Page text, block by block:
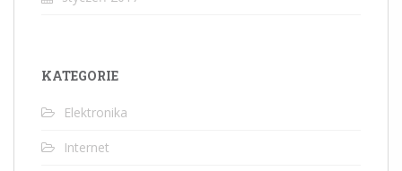
KATEGORIE
Elektronika
Internet